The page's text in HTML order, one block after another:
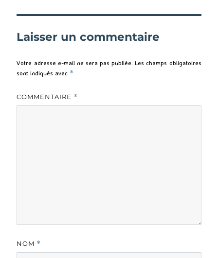
Laisser un commentaire
Votre adresse e-mail ne sera pas publiée. Les champs obligatoires
sont indiqués avec *
COMMENTAIRE *
NOM *